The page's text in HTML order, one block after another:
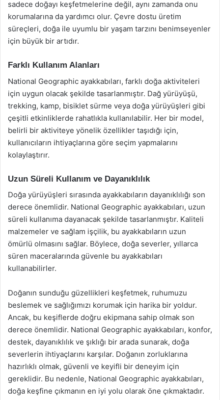
sadece doğayı keşfetmelerine değil, aynı zamanda onu
korumalarına da yardımcı olur. Çevre dostu üretim
süreçleri, doğa ile uyumlu bir yaşam tarzını benimseyenler
için büyük bir artıdır.
Farklı Kullanım Alanları
National Geographic ayakkabıları, farklı doğa aktiviteleri
için uygun olacak şekilde tasarlanmıştır. Dağ yürüyüşü,
trekking, kamp, bisiklet sürme veya doğa yürüyüşleri gibi
çeşitli etkinliklerde rahatlıkla kullanılabilir. Her bir model,
belirli bir aktiviteye yönelik özellikler taşıdığı için,
kullanıcıların ihtiyaçlarına göre seçim yapmalarını
kolaylaştırır.
Uzun Süreli Kullanım ve Dayanıklılık
Doğa yürüyüşleri sırasında ayakkabıların dayanıklılığı son
derece önemlidir. National Geographic ayakkabıları, uzun
süreli kullanıma dayanacak şekilde tasarlanmıştır. Kaliteli
malzemeler ve sağlam işçilik, bu ayakkabıların uzun
ömürlü olmasını sağlar. Böylece, doğa severler, yıllarca
süren maceralarında güvenle bu ayakkabıları
kullanabilirler.
Doğanın sunduğu güzellikleri keşfetmek, ruhumuzu
beslemek ve sağlığımızı korumak için harika bir yoldur.
Ancak, bu keşiflerde doğru ekipmana sahip olmak son
derece önemlidir. National Geographic ayakkabıları, konfor,
destek, dayanıklılık ve şıklığı bir arada sunarak, doğa
severlerin ihtiyaçlarını karşılar. Doğanın zorluklarına
hazırlıklı olmak, güvenli ve keyifli bir deneyim için
gereklidir. Bu nedenle, National Geographic ayakkabıları,
doğa keşfine çıkmanın en iyi yolu olarak öne çıkmaktadır.